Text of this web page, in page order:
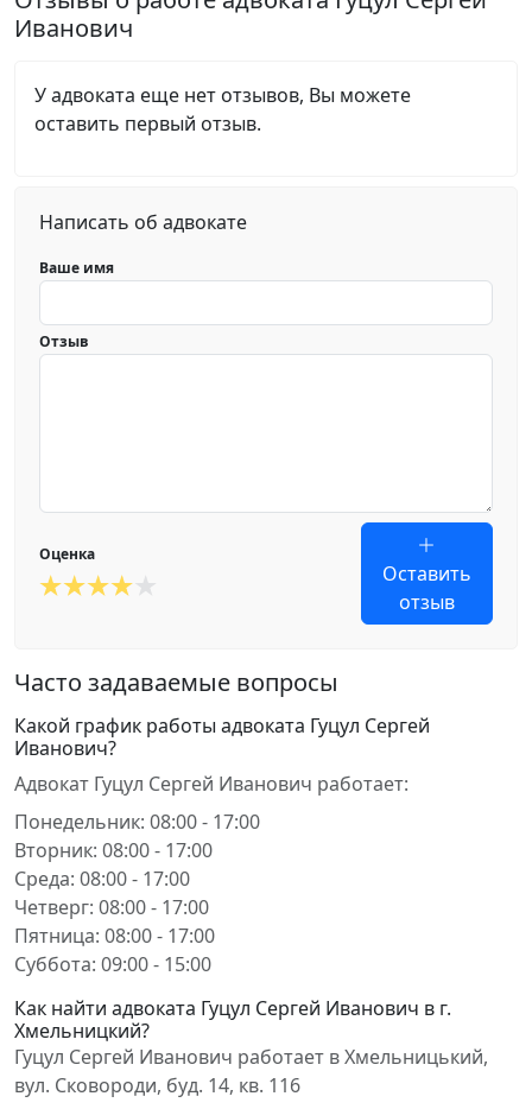
Иванович
У адвоката еще нет отзывов, Вы можете
оставить первый отзыв.
Написать об адвокате
Ваше имя
Отзыв
Оценка
Оставить
отзыв
Часто задаваемые вопросы
Какой график работы адвоката Гуцул Сергей
Иванович?
Адвокат Гуцул Сергей Иванович работает:
Понедельник: 08:00 - 17:00
Вторник: 08:00 - 17:00
Среда: 08:00 - 17:00
Четверг: 08:00 - 17:00
Пятница: 08:00 - 17:00
Суббота: 09:00 - 15:00
Как найти адвоката Гуцул Сергей Иванович в г.
Хмельницкий?
Гуцул Сергей Иванович работает в Хмельницький,
вул. Сковороди, буд. 14, кв. 116